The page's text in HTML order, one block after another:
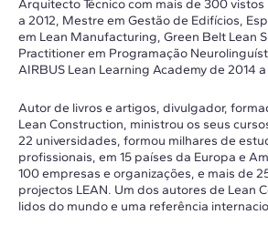
Arquitecto Técnico com mais de 300
a 2012, Mestre em Gestão de Edifícios,
em Lean Manufacturing, Green Belt Lean
Practitioner em Programação
AIRBUS Lean Learning Academy de 2014
Autor de livros e artigos, divulgador,
Lean Construction, ministrou os seus
22 universidades, formou milhares de
profissionais, em 15 países da Europa e
100 empresas e organizações, e mais de
projectos LEAN. Um dos autores de Lean
lidos do mundo e uma referência